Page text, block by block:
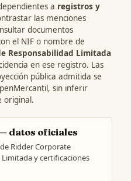
a registros y
las menciones
documentos
el NIF o nombre de
Responsabilidad Limitada
en ese registro. Las
pública admitida se
sin inferir
original.
datos oficiales
Ridder Corporate
y certificaciones